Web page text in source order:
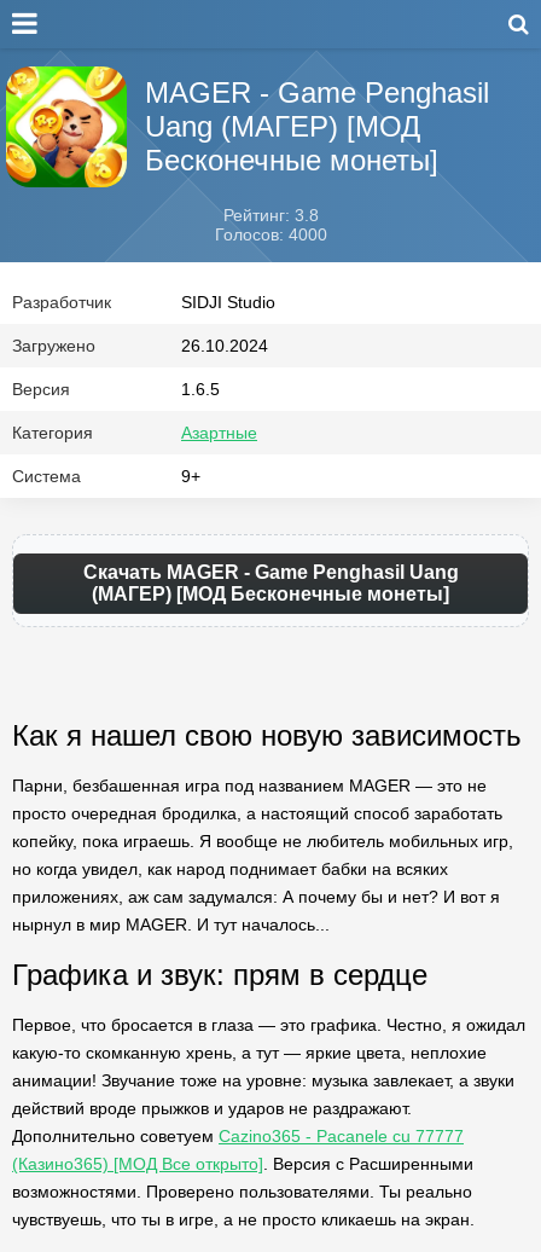
MAGER - Game Penghasil
Uang (МАГЕР) [МОД
Бесконечные монеты]
Рейтинг: 3.8
Голосов: 4000
Разработчик SIDJI Studio
Загружено 26.10.2024
Версия 1.6.5
Категория Азартные
Система 9+
Скачать MAGER - Game Penghasil Uang
(МАГЕР) [МОД Бесконечные монеты]
Как я нашел свою новую зависимость
Парни, безбашенная игра под названием MAGER — это не
просто очередная бродилка, а настоящий способ заработать
копейку, пока играешь. Я вообще не любитель мобильных игр,
но когда увидел, как народ поднимает бабки на всяких
приложениях, аж сам задумался: А почему бы и нет? И вот я
нырнул в мир MAGER. И тут началось...
Графика и звук: прям в сердце
Первое, что бросается в глаза — это графика. Честно, я ожидал
какую-то скомканную хрень, а тут — яркие цвета, неплохие
анимации! Звучание тоже на уровне: музыка завлекает, а звуки
действий вроде прыжков и ударов не раздражают.
Дополнительно советуем Cazino365 - Pacanele cu 77777
(Казино365) [МОД Все открыто] . Версия с Расширенными
возможностями. Проверено пользователями. Ты реально
чувствуешь, что ты в игре, а не просто кликаешь на экран.